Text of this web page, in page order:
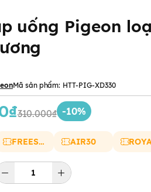
uống Pigeon
Mã sản phẩm: HTT-PIG-XD330
310.000₫ -10%
FREESHIP AIR30